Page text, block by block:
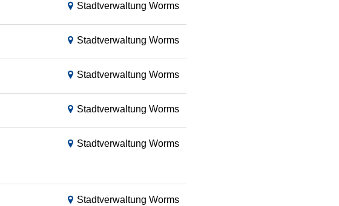
Stadtverwaltung Worms
Stadtverwaltung Worms
Stadtverwaltung Worms
Stadtverwaltung Worms
Stadtverwaltung Worms
Stadtverwaltung Worms